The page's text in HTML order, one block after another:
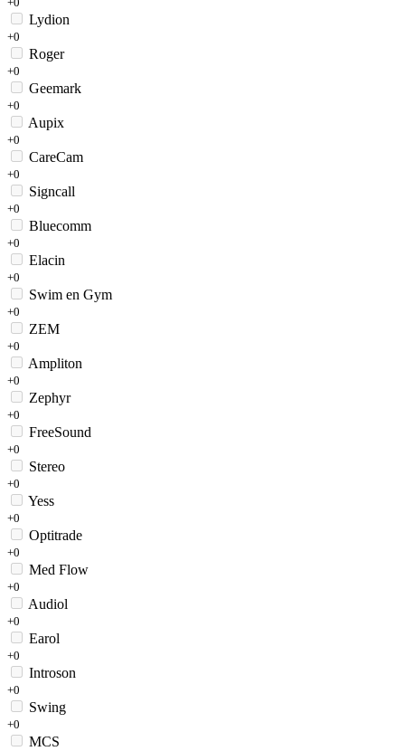
Lydion
+0
Roger
+0
Geemark
+0
Aupix
+0
CareCam
+0
Signcall
+0
Bluecomm
+0
Elacin
+0
Swim en Gym
+0
ZEM
+0
Ampliton
+0
Zephyr
+0
FreeSound
+0
Stereo
+0
Yess
+0
Optitrade
+0
Med Flow
+0
Audiol
+0
Earol
+0
Introson
+0
Swing
+0
MCS